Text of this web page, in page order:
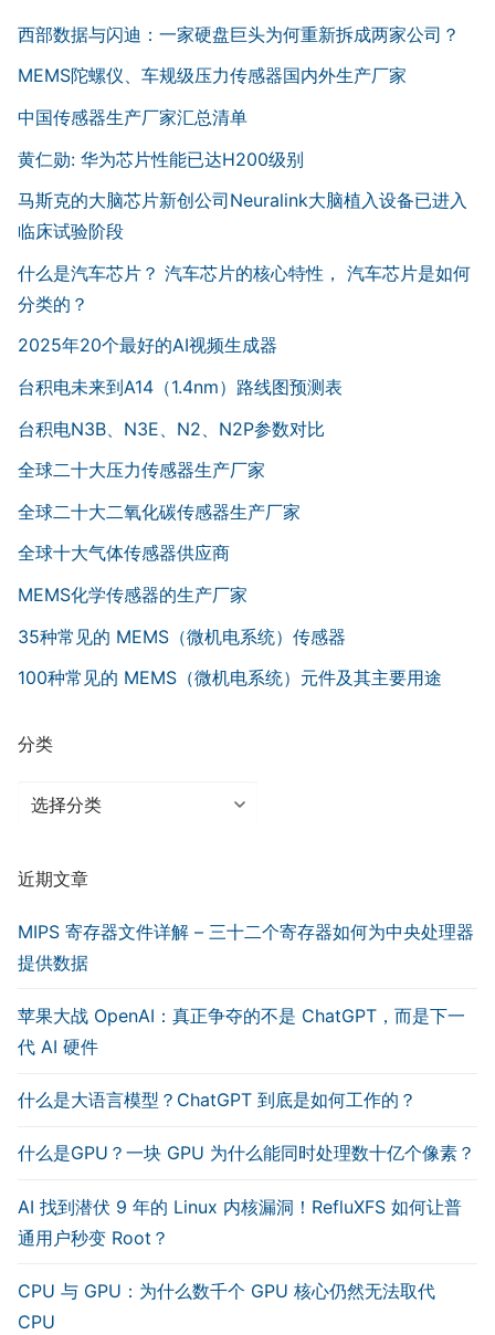
西部数据与闪迪：一家硬盘巨头为何重新拆成两家公司？
MEMS陀螺仪、车规级压力传感器国内外生产厂家
中国传感器生产厂家汇总清单
黄仁勋: 华为芯片性能已达H200级别
马斯克的大脑芯片新创公司Neuralink大脑植入设备已进入
临床试验阶段
什么是汽车芯片？ 汽车芯片的核心特性， 汽车芯片是如何
分类的？
2025年20个最好的AI视频生成器
台积电未来到A14（1.4nm）路线图预测表
台积电N3B、N3E、N2、N2P参数对比
全球二十大压力传感器生产厂家
全球二十大二氧化碳传感器生产厂家
全球十大气体传感器供应商
MEMS化学传感器的生产厂家
35种常见的 MEMS（微机电系统）传感器
100种常见的 MEMS（微机电系统）元件及其主要用途
分类
分
近期文章
MIPS 寄存器文件详解 – 三十二个寄存器如何为中央处理器
提供数据
苹果大战 OpenAI：真正争夺的不是 ChatGPT，而是下一
代 AI 硬件
什么是大语言模型？ChatGPT 到底是如何工作的？
什么是GPU？一块 GPU 为什么能同时处理数十亿个像素？
AI 找到潜伏 9 年的 Linux 内核漏洞！RefluXFS 如何让普
通用户秒变 Root？
CPU 与 GPU：为什么数千个 GPU 核心仍然无法取代
CPU